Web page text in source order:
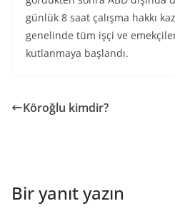
günlük 8 saat çalışma hakkı
genelinde tüm işçi ve
kutlanmaya başlandı.
Köroğlu kimdir?
Bir yanıt yazın